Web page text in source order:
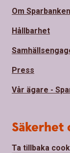
Om
Hållbarhet
Press
Vår ägare -
Ta tillbaka